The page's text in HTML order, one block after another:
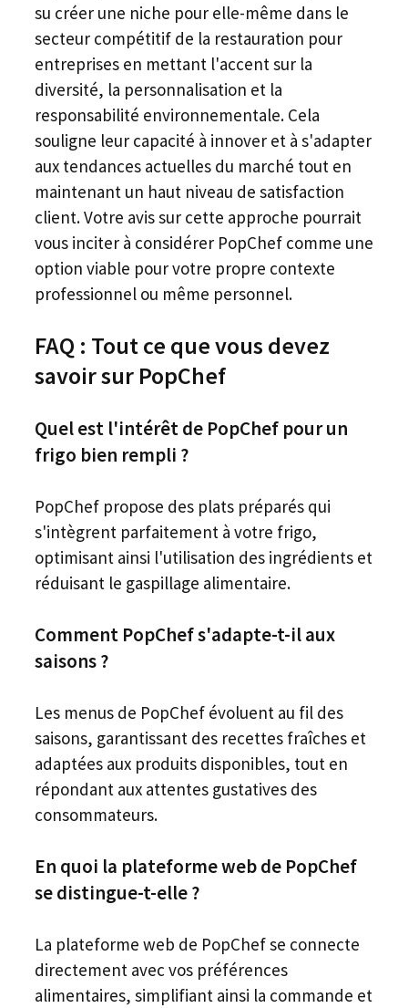
su créer une niche pour elle-même dans le
secteur compétitif de la restauration pour
entreprises en mettant l'accent sur la
diversité, la personnalisation et la
responsabilité environnementale. Cela
souligne leur capacité à innover et à s'adapter
aux tendances actuelles du marché tout en
maintenant un haut niveau de satisfaction
client. Votre avis sur cette approche pourrait
vous inciter à considérer PopChef comme une
option viable pour votre propre contexte
professionnel ou même personnel.
FAQ : Tout ce que vous devez
savoir sur PopChef
Quel est l'intérêt de PopChef pour un
frigo bien rempli ?
PopChef propose des plats préparés qui
s'intègrent parfaitement à votre frigo,
optimisant ainsi l'utilisation des ingrédients et
réduisant le gaspillage alimentaire.
Comment PopChef s'adapte-t-il aux
saisons ?
Les menus de PopChef évoluent au fil des
saisons, garantissant des recettes fraîches et
adaptées aux produits disponibles, tout en
répondant aux attentes gustatives des
consommateurs.
En quoi la plateforme web de PopChef
se distingue-t-elle ?
La plateforme web de PopChef se connecte
directement avec vos préférences
alimentaires, simplifiant ainsi la commande et